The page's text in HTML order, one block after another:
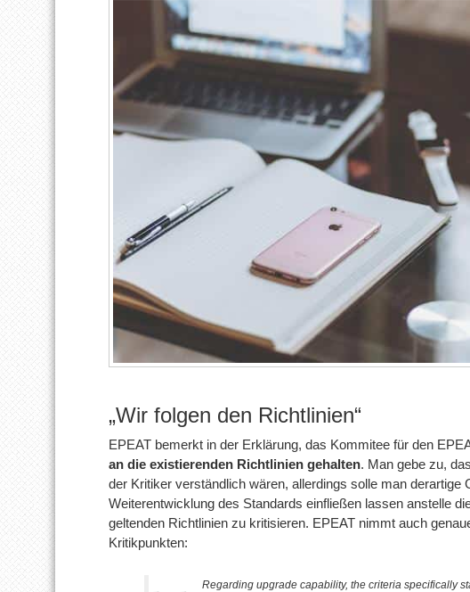
„Wir folgen den Richtlinien“
EPEAT bemerkt in der Erklärung, das Kommitee für den
an die existierenden Richtlinien gehalten. Man gebe zu,
der Kritiker verständlich wären, allerdings solle man derartige
Weiterentwicklung des Standards einfließen lassen anstelle
geltenden Richtlinien zu kritisieren. EPEAT nimmt auch
Kritikpunkten:
Regarding upgrade capability, the criteria specifically